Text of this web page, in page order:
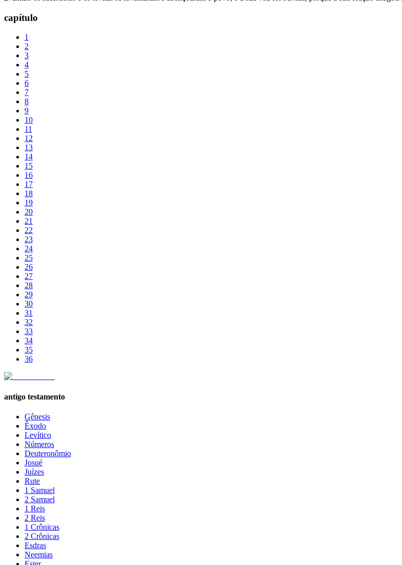
capítulo
1
2
3
4
5
6
7
8
9
10
11
12
13
14
15
16
17
18
19
20
21
22
23
24
25
26
27
28
29
30
31
32
33
34
35
36
antigo testamento
Gênesis
Êxodo
Levítico
Números
Deuteronômio
Josué
Juízes
Rute
1 Samuel
2 Samuel
1 Reis
2 Reis
1 Crônicas
2 Crônicas
Esdras
Neemias